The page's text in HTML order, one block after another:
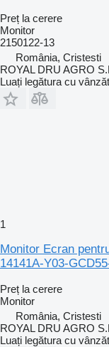
Preț la cerere
Monitor
2150122-13
România, Cristesti
ROYAL DRU AGRO
Luați legătura cu
1
Monitor Ecran
14141A-Y03-
Preț la cerere
Monitor
România, Cristesti
ROYAL DRU AGRO
Luați legătura cu